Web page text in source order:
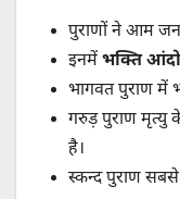
पुराणों ने आम
इनमेंभक्ति
भागवत पुराण में
गरुड़ पुराण मृत्यु
है।
स्कन्द पुराण सबसे